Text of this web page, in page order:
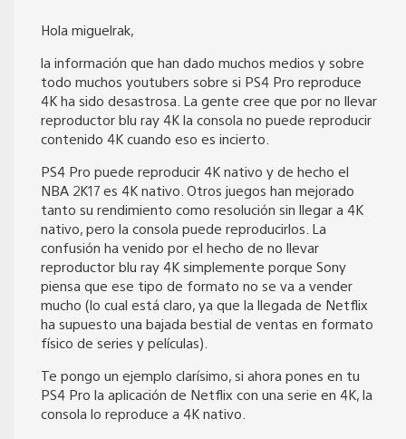
Hola miguelrak,
la información que han dado muchos medios y sobre
todo muchos youtubers sobre si PS4 Pro reproduce
4K ha sido desastrosa. La gente cree que por no llevar
reproductor blu ray 4K la consola no puede reproducir
contenido 4K cuando eso es incierto.
PS4 Pro puede reproducir 4K nativo y de hecho el
NBA 2K17 es 4K nativo. Otros juegos han mejorado
tanto su rendimiento como resolución sin llegar a 4K
nativo, pero la consola puede reproducirlos. La
confusión ha venido por el hecho de no llevar
reproductor blu ray 4K simplemente porque Sony
piensa que ese tipo de formato no se va a vender
mucho (lo cual está claro, ya que la llegada de Netflix
ha supuesto una bajada bestial de ventas en formato
físico de series y películas).
Te pongo un ejemplo clarísimo, si ahora pones en tu
PS4 Pro la aplicación de Netflix con una serie en 4K, la
consola lo reproduce a 4K nativo.